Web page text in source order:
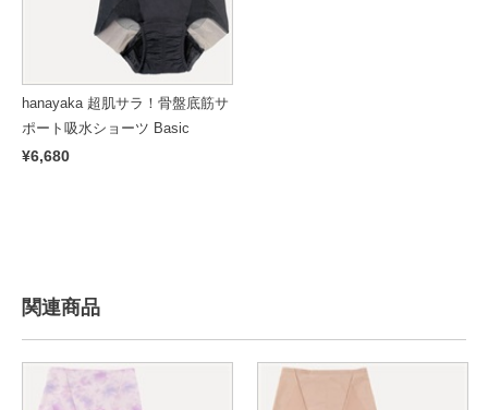
hanayaka 超肌サラ！骨盤底筋サ
ポート吸水ショーツ Basic
¥6,680
関連商品